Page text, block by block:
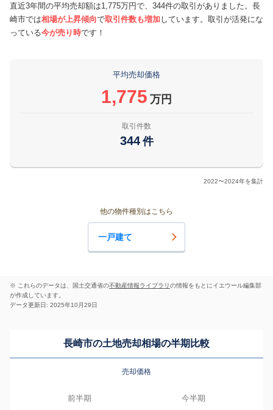
直近3年間の平均売却額は1,775万円で、344件の取引がありました。長
崎市では相場が上昇傾向で取引件数も増加しています。取引が活発にな
っている今が売り時です！
平均売却価格
1,775 万円
取引件数
344 件
2022〜2024年を集計
他の物件種別はこちら
一戸建て
※ これらのデータは、国土交通省の不動産情報ライブラリの情報をもとにイエウール編集部
が作成しています。
データ更新日: 2025年10月29日
長崎市の土地売却相場の半期比較
売却価格
前半期 今半期